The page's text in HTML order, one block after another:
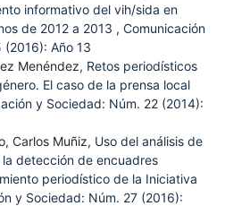
informativo del vih/sida en
de 2012 a 2013 , Comunicación
Año 13
Menéndez, Retos periodísticos
El caso de la prensa local
y Sociedad: Núm. 22 (2014):
Carlos Muñiz, Uso del análisis de
detección de encuadres
periodístico de la Iniciativa
y Sociedad: Núm. 27 (2016):